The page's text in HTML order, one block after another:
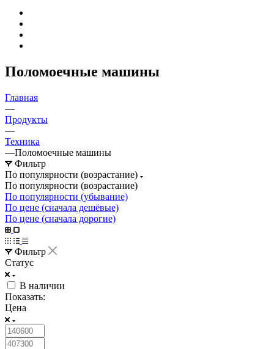
Поломоечные машины
Главная
—
Продукты
—
Техника
—Поломоечные машины
Фильтр
По популярности (возрастание)
По популярности (возрастание)
По популярности (убывание)
По цене (сначала дешёвые)
По цене (сначала дорогие)
Фильтр
Статус
В наличии
Показать:
Цена